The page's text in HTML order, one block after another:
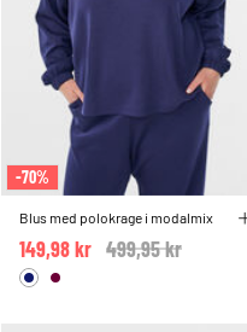
-70%
Blus med polokrage i modalmix
Price reduced from
499,95 kr
149,98 kr